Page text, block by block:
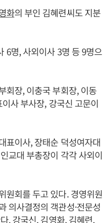
화의 부인 김혜련씨도 지분
6명, 사외이사 3명 등 9명으
회장, 이충국 부회장, 이동
사 부사장, 강국신 고문이
표이사, 장태순 덕성여자대
교대 부총장이 각각 사외이
원회를 두고 있다. 경영위원
의사결정의 객관성·전문성
. 강국신,김영화, 김혜련,